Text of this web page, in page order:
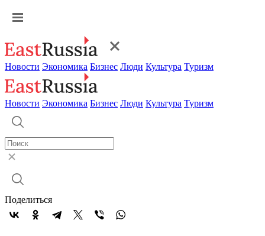
Новости Экономика Бизнес Люди Культура Туризм
Новости Экономика Бизнес Люди Культура Туризм
Поделиться